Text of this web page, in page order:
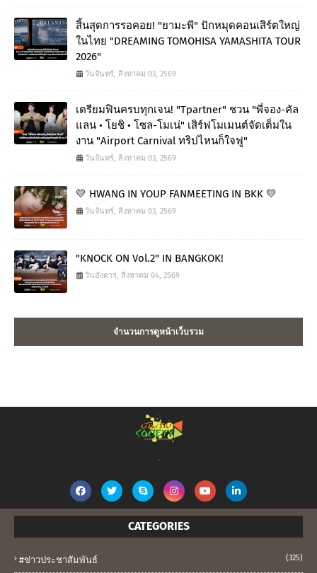
สิ้นสุดการรอคอย! "ยามะพี" ปักหมุดคอนเสิร์ตใหญ่
ในไทย "DREAMING TOMOHISA YAMASHITA TOUR
2026"
วันจันทร์, สิงหาคม 03, 2569
เตรียมฟินครบทุกเจน! "Tpartner" ชวน "พี่จอง-คัล
แลน • โยชิ • โซล-โมเน่" เสิร์ฟโมเมนต์จัดเต็มใน
งาน "Airport Carnival ทริปไหนก็ใจฟู"
วันจันทร์, สิงหาคม 03, 2569
💛 HWANG IN YOUP FANMEETING IN BKK 💛
วันจันทร์, สิงหาคม 03, 2569
"KNOCK ON Vol.2" IN BANGKOK!
วันอังคาร, สิงหาคม 04, 2569
จำนวนการดูหน้าเว็บรวม
.
CATEGORIES
#ข่าวประชาสัมพันธ์ (325)